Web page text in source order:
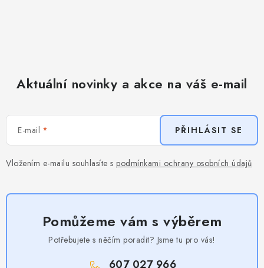
Aktuální novinky a akce na váš e-mail
E-mail
Vložením e-mailu souhlasíte s podmínkami ochrany osobních údajů
PŘIHLÁSIT SE
Pomůžeme vám s výběrem
Potřebujete s něčím poradit? Jsme tu pro vás!
607 027 966